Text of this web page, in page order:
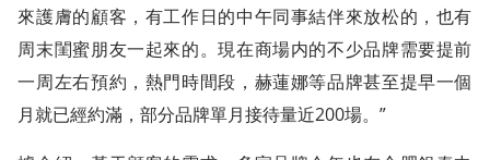
來護膚的顧客，有工作日的中午同事結伴來放松的，也有
周末閨蜜朋友一起來的。現在商場内的不少品牌需要提前
一周左右預約，熱門時間段，赫蓮娜等品牌甚至提早一個
月就已經約滿，部分品牌單月接待量近200場。”